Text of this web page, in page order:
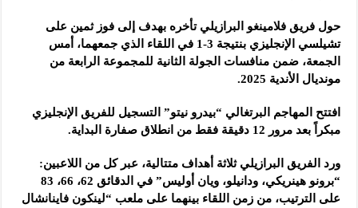
حول فريق فلامينغو البرازيلي تأخره بهدف إلى فوز ثمين على
تشيلسي الإنجليزي بنتيجة 3-1 في اللقاء الذي جمعهما، أمس
الجمعة، ضمن منافسات الجولة الثانية للمجموعة الرابعة من
مونديال الأندية 2025.
افتتح المهاجم البرتغالي “بيدرو نيتو” التسجيل للفريق الإنجليزي
مبكراً بعد مرور 12 دقيقة فقط من انطلاق صفارة البداية.
ورد الفريق البرازيلي ثلاثة أهداف متتالية، عبر كل من اللاعبين:
“برونو هينريكي، ودانيلو، ويان أوليس” في الدقائق 62، 66، 83
على الترتيب، من زمن اللقاء بينهما على ملعب “لينكون فاينانشال